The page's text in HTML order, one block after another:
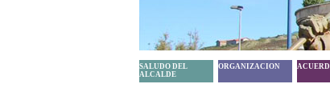
SALUDO DEL
ALCALDE
ORGANIZACION